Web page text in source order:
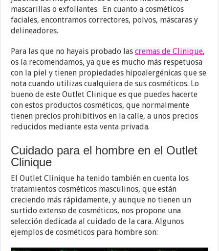
mascarillas o exfoliantes. En cuanto a cosméticos
faciales, encontramos correctores, polvos, máscaras y
delineadores.
Para las que no hayais probado lascremas de Clinique,
os la recomendamos, ya que es mucho más respetuosa
con la piel y tienen propiedades hipoalergénicas que se
nota cuando utilizas cualquiera de sus cosméticos. Lo
bueno de este Outlet Clinique es que puedes hacerte
con estos productos cosméticos, que normalmente
tienen precios prohibitivos en la calle, a unos precios
reducidos mediante esta venta privada.
Cuidado para el hombre en el Outlet
Clinique
El Outlet Clinique ha tenido también en cuenta los
tratamientos cosméticos masculinos, que están
creciendo más rápidamente, y aunque no tienen un
surtido extenso de cosméticos, nos propone una
selección dedicada al cuidado de la cara. Algunos
ejemplos de cosméticos para hombre son: